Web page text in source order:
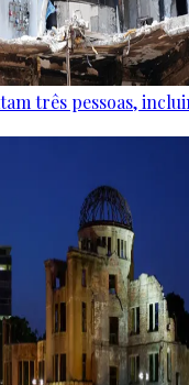
três pessoas,